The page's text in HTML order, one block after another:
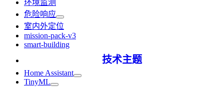
环境监测
危险响应
室内外定位
mission-pack-v3
smart-building
技术主题
Home Assistant
TinyML